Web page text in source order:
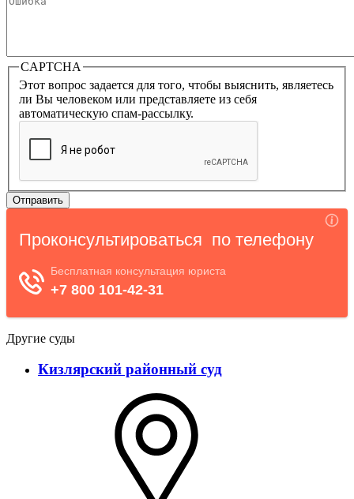
CAPTCHA
Этот вопрос задается для того, чтобы выяснить, являетесь
ли Вы человеком или представляете из себя
автоматическую спам-рассылку.
Другие суды
Кизлярский районный суд